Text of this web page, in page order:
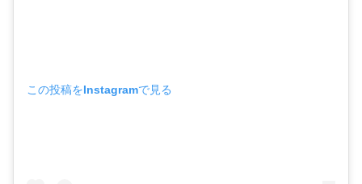
この投稿をInstagramで見る